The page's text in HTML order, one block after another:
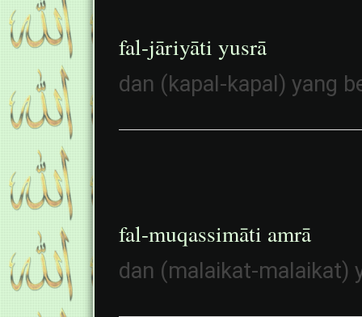
fal-jāriyāti yusrā
dan (kapal-kapal) yang
fal-muqassimāti amrā
dan (malaikat-malaikat)